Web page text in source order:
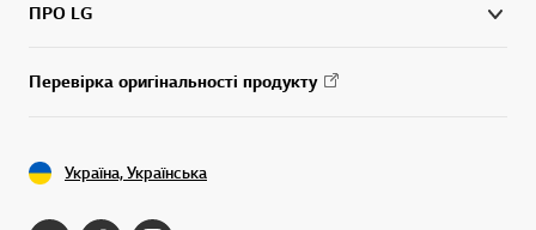
ПРО LG
Перевірка оригінальності продукту
Україна, Українська